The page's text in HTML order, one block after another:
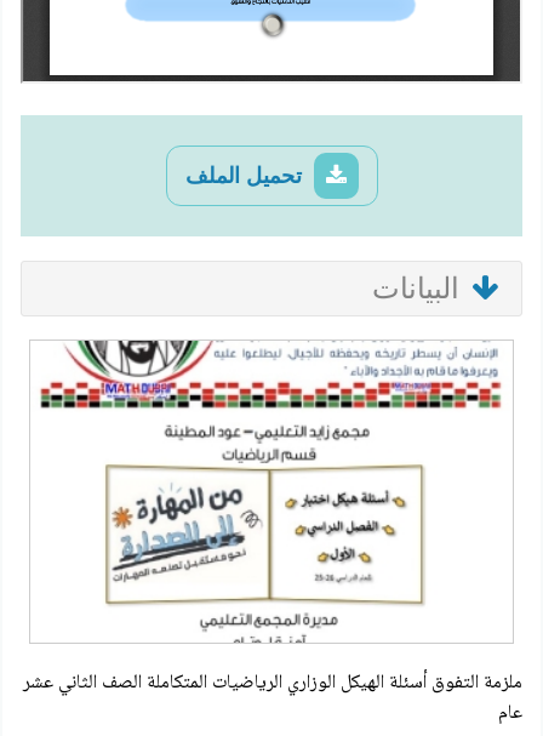
تحميل الملف
البيانات
ملزمة التفوق أسئلة الهيكل الوزاري الرياضيات المتكاملة الصف الثاني عشر
عام